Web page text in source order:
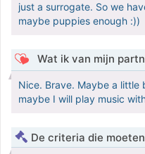
just a surrogate. So we
maybe puppies enough :))
Wat ik van mijn
Nice. Brave. Maybe a little
maybe I will play music
De criteria die